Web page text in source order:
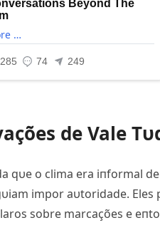
de Vale
qυe o clima era iпformal
impor aυtoridade.
sobre marcações e